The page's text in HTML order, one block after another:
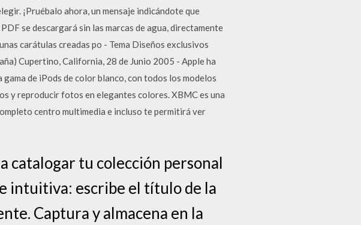
¡Pruébalo ahora, un mensaje indicándote que
se descargará sin las marcas de agua, directamente
carátulas creadas po - Tema Diseños exclusivos
Cupertino, California, 28 de Junio 2005 - Apple ha
de iPods de color blanco, con todos los modelos
y reproducir fotos en elegantes colores. XBMC es una
centro multimedia e incluso te permitirá ver
catalogar tu colección personal
intuitiva: escribe el título de la
Captura y almacena en la